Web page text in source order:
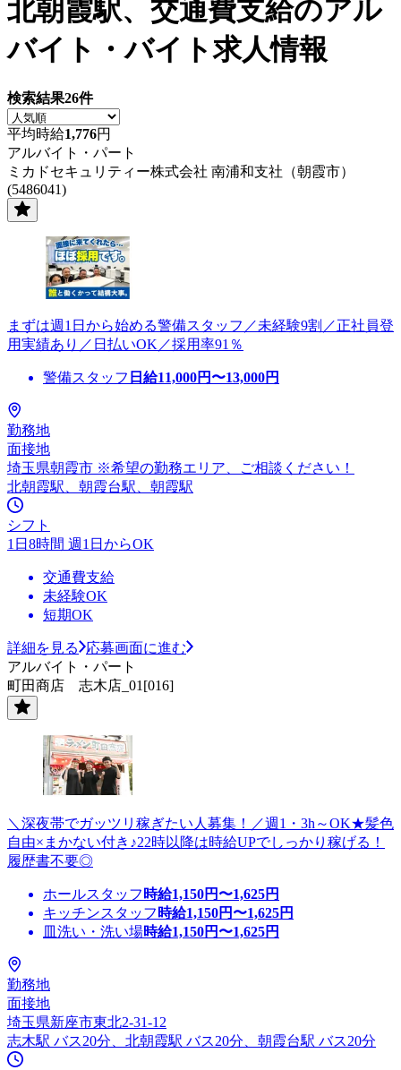
北朝霞駅、交通費支給のアル
バイト・バイト求人情報
検索結果26件
平均時給1,776円
アルバイト・パート
ミカドセキュリティー株式会社 南浦和支社（朝霞市）
(5486041)
まずは週1日から始める警備スタッフ／未経験9割／正社員登
用実績あり／日払いOK／採用率91％
警備スタッフ 日給11,000円〜13,000円
勤務地
面接地
埼玉県朝霞市 ※希望の勤務エリア、ご相談ください！
北朝霞駅、朝霞台駅、朝霞駅
シフト
1日8時間 週1日からOK
交通費支給
未経験OK
短期OK
詳細を見る
応募画面に進む
アルバイト・パート
町田商店 志木店_01[016]
＼深夜帯でガッツリ稼ぎたい人募集！／週1・3h～OK★髪色
自由×まかない付き♪22時以降は時給UPでしっかり稼げる！
履歴書不要◎
ホールスタッフ 時給1,150円〜1,625円
キッチンスタッフ 時給1,150円〜1,625円
皿洗い・洗い場時給1,150円〜1,625円
勤務地
面接地
埼玉県新座市東北2-31-12
志木駅 バス20分、北朝霞駅 バス20分、朝霞台駅 バス20分